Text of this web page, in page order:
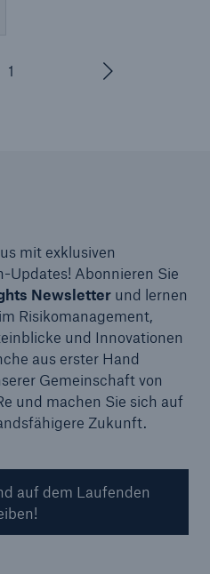
1
mit exklusiven
Updates! Abonnieren Sie
Newsletterund lernen
Risikomanagement,
und Innovationen
aus erster Hand
Gemeinschaft von
und machen Sie sich auf
Zukunft.
auf dem Laufenden